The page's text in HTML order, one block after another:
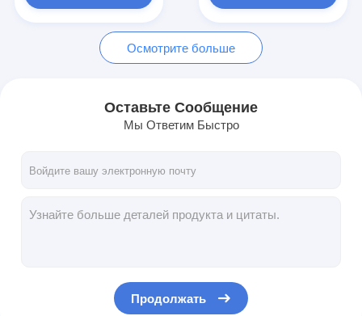
печать упаковочных коробок
Косметическая упаковывая коробка
бумажные сумки подарка
Наклейка с наклейкой
Осмотрите больше
Оставьте Сообщение
Мы Ответим Быстро
Продолжать